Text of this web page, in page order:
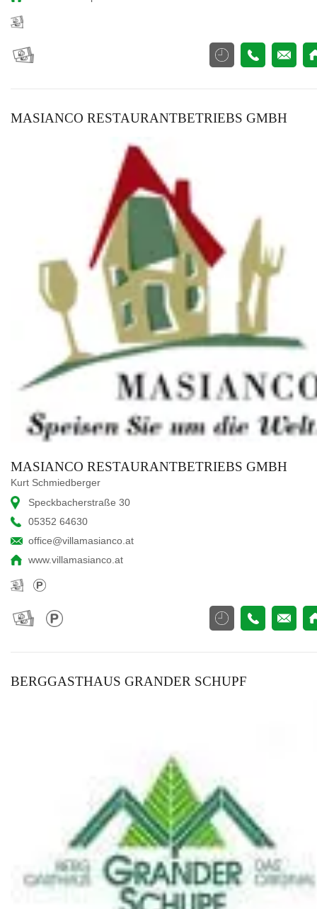
MASIANCO RESTAURANTBETRIEBS GMBH
MASIANCO RESTAURANTBETRIEBS GMBH
Kurt Schmiedberger
Speckbacherstraße 30
05352 64630
office@villamasianco.at
www.villamasianco.at
BERGGASTHAUS GRANDER SCHUPF